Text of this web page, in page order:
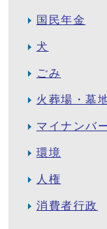
国民年金
犬
ごみ
火葬場・墓
マイナンバ
環境
人権
消費者行政